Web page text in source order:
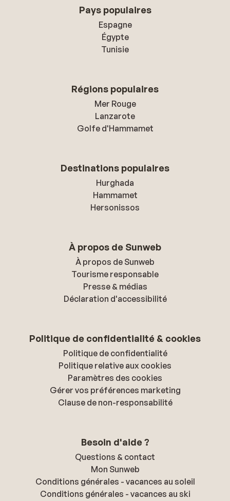
Pays populaires
Espagne
Égypte
Tunisie
Régions populaires
Mer Rouge
Lanzarote
Golfe d'Hammamet
Destinations populaires
Hurghada
Hammamet
Hersonissos
À propos de Sunweb
À propos de Sunweb
Tourisme responsable
Presse & médias
Déclaration d'accessibilité
Politique de confidentialité & cookies
Politique de confidentialité
Politique relative aux cookies
Paramètres des cookies
Gérer vos préférences marketing
Clause de non-responsabilité
Besoin d'aide ?
Questions & contact
Mon Sunweb
Conditions générales - vacances au soleil
Conditions générales - vacances au ski